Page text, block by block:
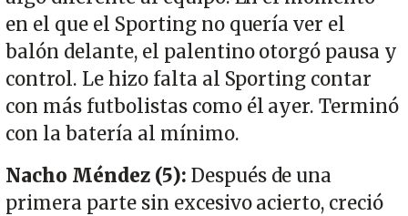
en el que el Sporting no quería ver el
balón delante, el palentino otorgó pausa y
control. Le hizo falta al Sporting contar
con más futbolistas como él ayer. Terminó
con la batería al mínimo.
Nacho Méndez (5): Después de una
primera parte sin excesivo acierto, creció